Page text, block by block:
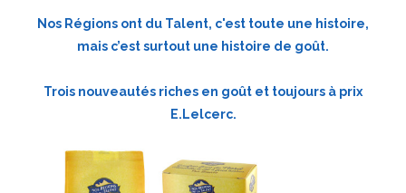
Nos Régions ont du Talent, c'est toute une histoire,
mais c’est surtout une histoire de goût.
Trois nouveautés riches en goût et toujours à prix
E.Lelcerc.